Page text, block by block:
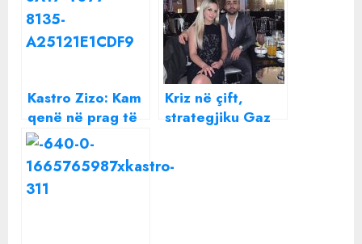
Kastro Zizo: Kam
qenë në prag të
vdekjes nga
abuzimi me pijen
dhe lëndët
narkotike
Kriz në çift,
strategjiku Gaz